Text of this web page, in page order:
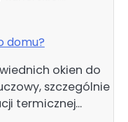
domu?
okien do
szczególnie
termicznej…